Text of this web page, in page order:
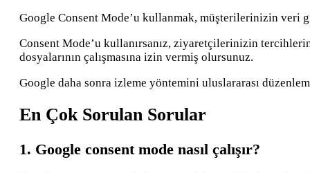
Google Consent Mode’u kullanmak, müşterilerinizin veri
Consent Mode’u kullanırsanız, ziyaretçilerinizin
dosyalarının çalışmasına izin vermiş olursunuz.
Google daha sonra izleme yöntemini uluslararası
En Çok Sorulan Sorular
1. Google consent mode nasıl çalışır?